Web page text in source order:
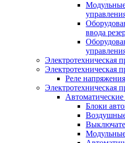
ввода
Электротехническая
Электротехническая
Реле
Электротехническая
Блоки